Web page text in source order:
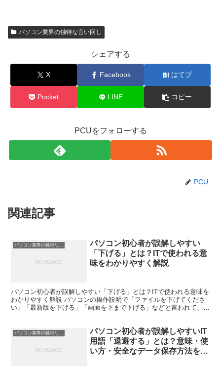
パソコン業界の独特な言い回し
シェアする
X Facebook はてブ
Pocket LINE コピー
PCUをフォローする
PCU
関連記事
パソコン初心者が誤解しやすい
「下げる」とは？ITで使われる意
味をわかりやすく解説
パソコン初心者が誤解しやすい「下げる」とは？ITで使われる意味を
わかりやすく解説 パソコンの操作説明で「ファイルを下げてくださ
い」「最新版を下げる」「画面を下まで下げる」などと言われて、意
パソコン初心者が誤解しやすいIT
用語「退避する」とは？意味・使
い方・安全なデータ保存方法を徹